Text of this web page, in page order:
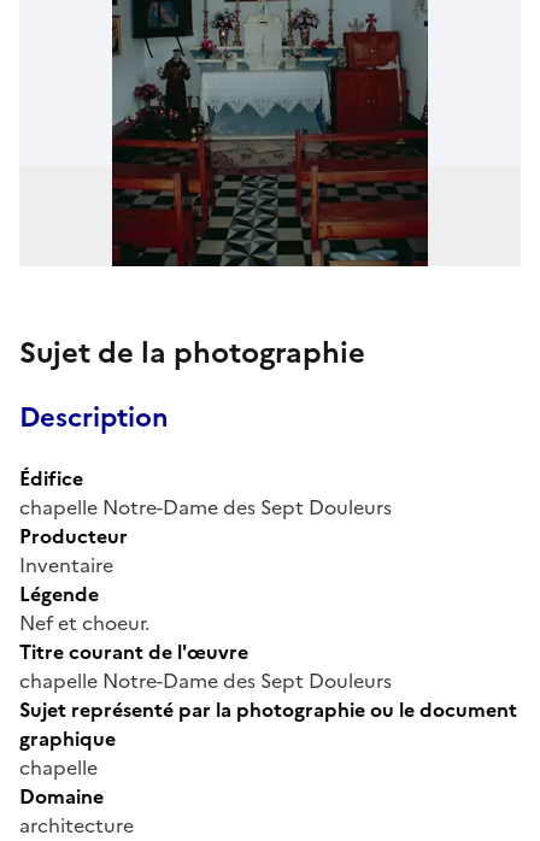
Sujet de la photographie
Description
Édifice
chapelle Notre-Dame des Sept Douleurs
Producteur
Inventaire
Légende
Nef et choeur.
Titre courant de l'œuvre
chapelle Notre-Dame des Sept Douleurs
Sujet représenté par la photographie ou le document
graphique
chapelle
Domaine
architecture